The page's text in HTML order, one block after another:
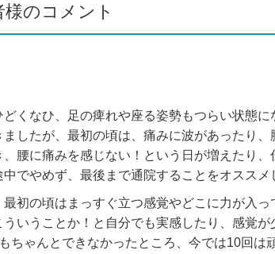
様のコメント
くなひ、足の痺れや座る姿勢もつらい状態
したが、最初の頃は、痛みに波があったり、
腰に痛みを感じない！という日が増えたり、
でやめず、最後まで通院することをオススメ
初の頃はまっすぐ立つ感覚やどこに力が入
いうことか！と自分でも実感したり、感覚が
ちゃんとできなかったところ、今では10回は